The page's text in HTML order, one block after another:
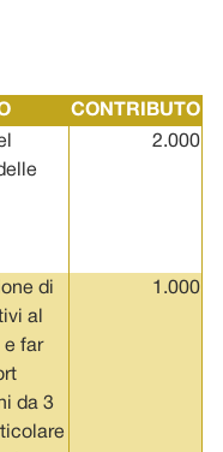
CONTRIBUTO
2.000
di
al
e far
da 3
1.000